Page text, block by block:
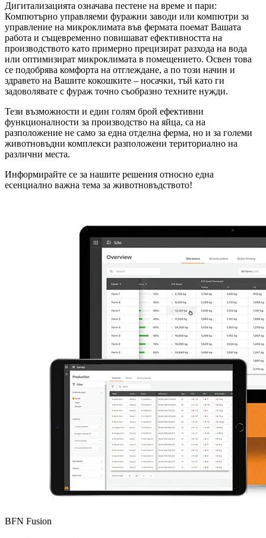
Дигитализацията означава пестене на време и пари:
Компютърно управляеми фуражни заводи или компютри за
управление на микроклимата във фермата поемат Вашата
работа и същевременно повишават ефективността на
производството като примерно прецизират разхода на вода
или оптимизират микроклимата в помещението. Освен това
се подобрява комфорта на отглеждане, а по този начин и
здравето на Вашите кокошките – носачки, тъй като ги
задоволявате с фураж точно съобразно техните нужди.
Тези възможности и един голям брой ефективни
функционалности за производство на яйца, са на
разположение не само за една отделна ферма, но и за големи
животновъдни комплекси разположени териториално на
различни места.
Информирайте се за нашите решения относно една
есенциално важна тема за животновъдството!
BFN Fusion